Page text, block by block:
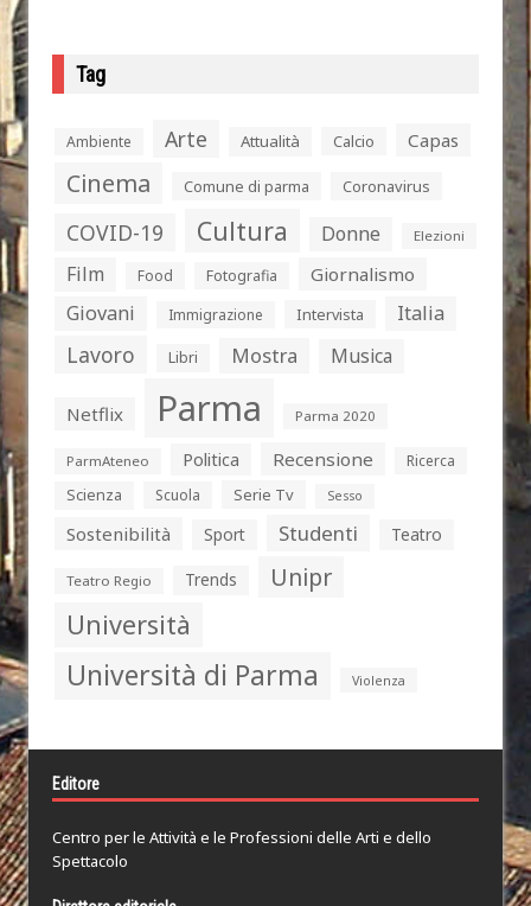
Tag
Ambiente Arte Attualità Calcio Capas
Cinema Comune di parma Coronavirus
COVID-19 Cultura Donne Elezioni
Film Food Fotografia Giornalismo
Giovani Immigrazione Intervista Italia
Lavoro Libri Mostra Musica
Netflix Parma Parma 2020
ParmAteneo Politica Recensione
Ricerca
Scienza
Scuola Serie Tv Sesso
Sostenibilità Sport Studenti Teatro
Teatro Regio Trends Unipr
Università
Università di Parma Violenza
Editore
Centro per le Attività e le Professioni delle Arti e dello
Spettacolo